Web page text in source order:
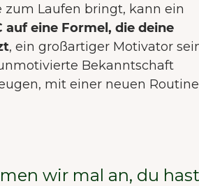
zum Laufen bringt, kann ein
auf eine Formel, die deine
, ein großartiger Motivator
Bekanntschaft
mit einer neuen Routine
wir mal an, du hast